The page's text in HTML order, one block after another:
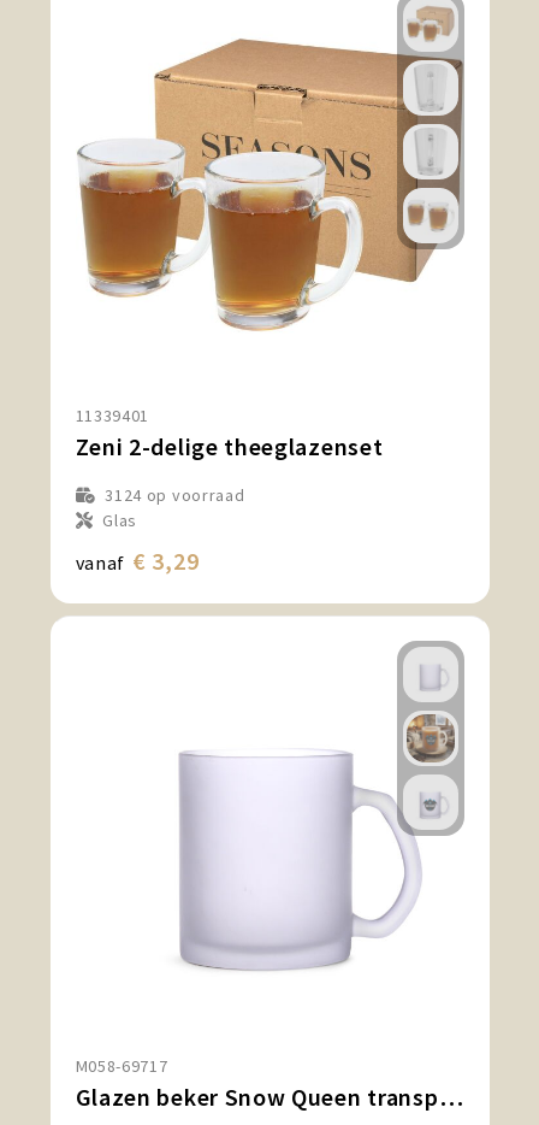
11339401
Zeni 2-delige theeglazenset
3124 op voorraad
Glas
vanaf € 3,29
M058-69717
Glazen beker Snow Queen transparant